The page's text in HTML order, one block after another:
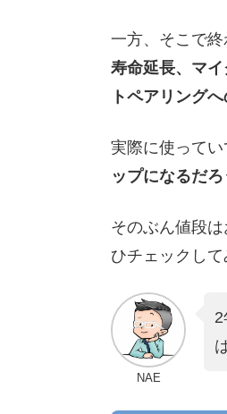
一方、そこで終
寿命延長、マ
トペアリング
実際に使ってい
ップになるだろ
そのぶん値段
ひチェックして
NAE